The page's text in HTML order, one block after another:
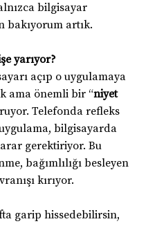
bilgisayar
bakıyorum artık.
yarıyor?
açıp o uygulamaya
ama önemli bir “niyet
Telefonda refleks
bilgisayarda
gerektiriyor. Bu
bağımlılığı besleyen
kırıyor.
garip hissedebilirsin,